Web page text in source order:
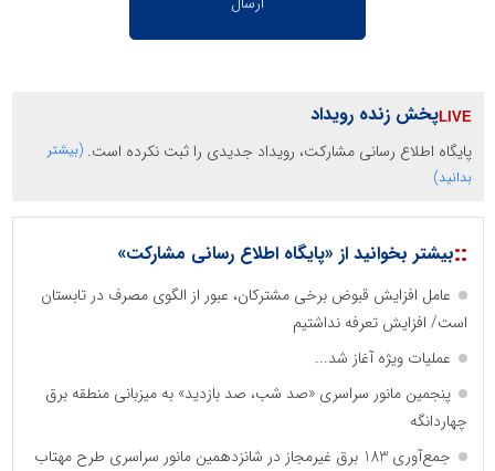
پخش زنده رویداد
پایگاه اطلاع رسانی مشارکت، رویداد جدیدی را ثبت نکرده است. (بیشتر
بدانید)
::بیشتر بخوانید از «پایگاه اطلاع رسانی مشارکت»
عامل افزایش قبوض برخی مشترکان، عبور از الگوی مصرف در تابستان
است/ افزایش تعرفه نداشتیم
عملیات ویژه آغاز شد...
پنجمین مانور سراسری «صد شب، صد بازدید» به میزبانی منطقه برق
چهاردانگه
جمع‌آوری 183 برق غیرمجاز در شانزدهمین مانور سراسری طرح مهتاب